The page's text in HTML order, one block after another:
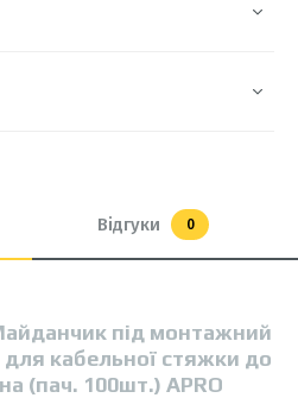
Відгуки 0
під монтажний
для кабельної стяжки до
(пач. 100шт.) APRO